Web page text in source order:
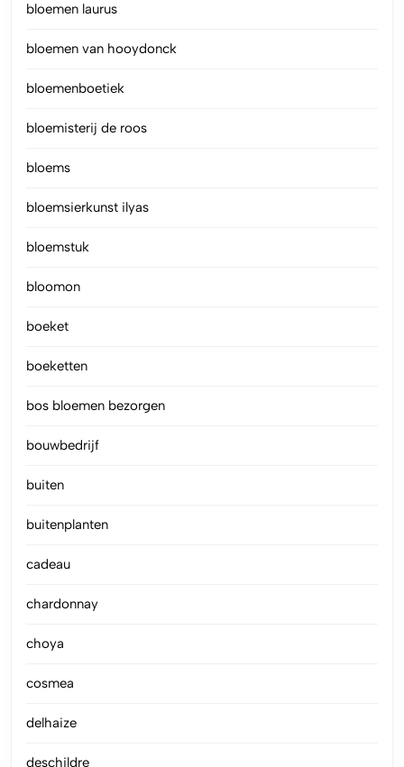
bloemen laurus
bloemen van hooydonck
bloemenboetiek
bloemisterij de roos
bloems
bloemsierkunst ilyas
bloemstuk
bloomon
boeket
boeketten
bos bloemen bezorgen
bouwbedrijf
buiten
buitenplanten
cadeau
chardonnay
choya
cosmea
delhaize
deschildre